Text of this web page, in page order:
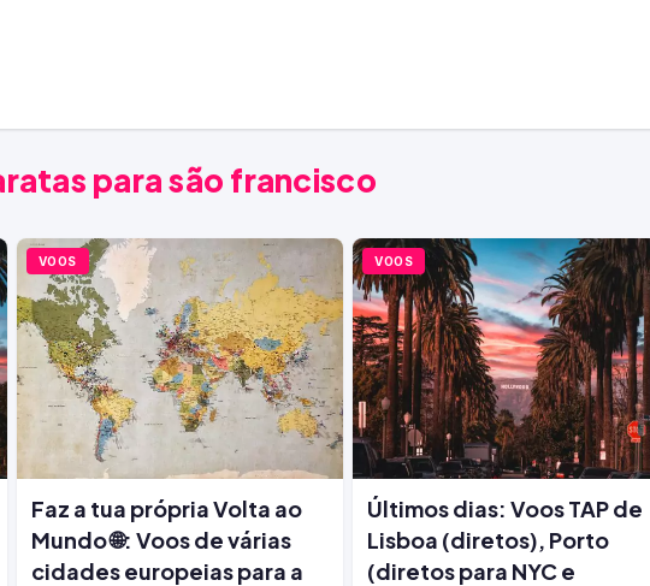
para são francisco
VOOS
Faz a tua própria Volta ao
Mundo 🌐: Voos de várias
cidades europeias para a
VOOS
Últimos dias: Voos TAP de
Lisboa (diretos), Porto
(diretos para NYC e